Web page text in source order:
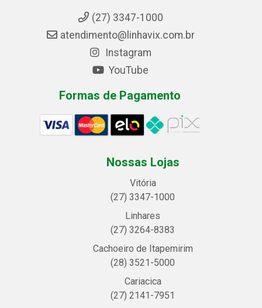
(27) 3347-1000
atendimento@linhavix.com.br
Instagram
YouTube
Formas de Pagamento
Nossas Lojas
Vitória
(27) 3347-1000
Linhares
(27) 3264-8383
Cachoeiro de Itapemirim
(28) 3521-5000
Cariacica
(27) 2141-7951